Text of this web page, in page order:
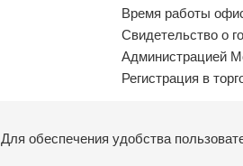
Время работы
Свидетельство о
Администрацией
Регистрация в
Местный
8(0162) 21-04-75
Для обеспечения удобства